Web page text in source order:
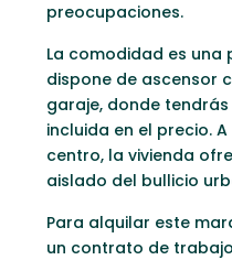
preocupaciones.
La comodidad es una
dispone de ascensor
garaje, donde
incluida en el precio.
centro, la vivienda
aislado del bullicio
Para alquilar este
un contrato de